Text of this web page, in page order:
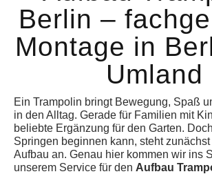
Berlin –
Montage in
Umland
Ein Trampolin bringt Bewegung, Spaß
in den Alltag. Gerade für Familien mit
beliebte Ergänzung für den Garten.
Springen beginnen kann, steht
Aufbau an. Genau hier kommen wir ins
unserem Service für den Aufbau